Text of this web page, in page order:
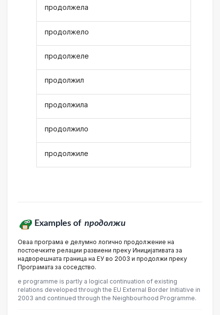
продолжела
продолжело
продолжеле
продолжил
продолжила
продолжило
продолжиле
Examples of продолжи
Оваа програма е делумно логично продолжение на
постоечките релации развиени преку Иницијативата за
надворешната граница на ЕУ во 2003 и продолжи преку
Програмата за соседство.
e programme is partly a logical continuation of existing
relations developed through the EU External Border Initiative in
2003 and continued through the Neighbourhood Programme.